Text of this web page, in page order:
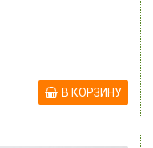
В КОРЗИНУ